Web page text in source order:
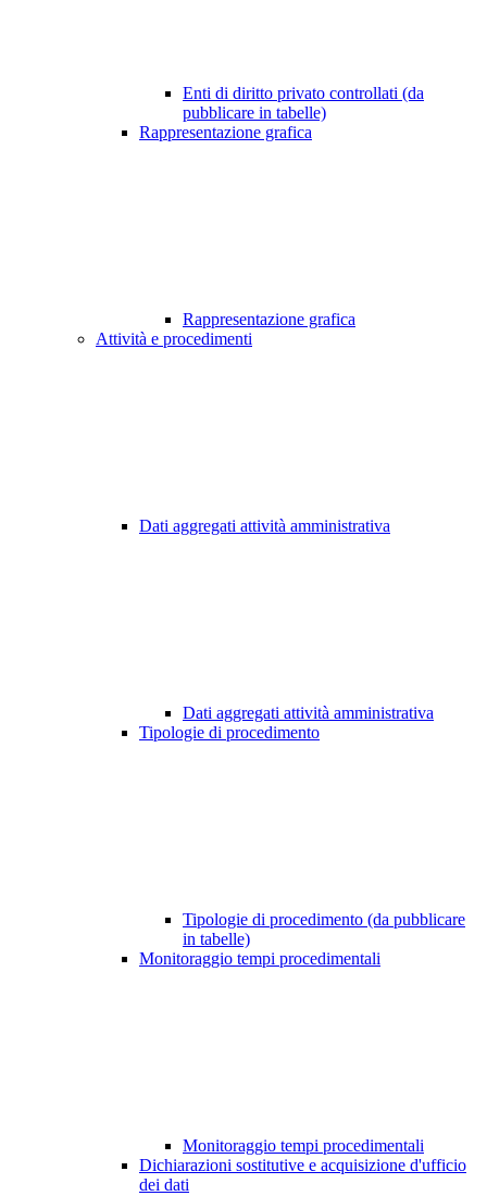
Enti di diritto privato controllati (da
pubblicare in tabelle)
Rappresentazione grafica
Rappresentazione grafica
Attività e procedimenti
Dati aggregati attività amministrativa
Dati aggregati attività amministrativa
Tipologie di procedimento
Tipologie di procedimento (da pubblicare
in tabelle)
Monitoraggio tempi procedimentali
Monitoraggio tempi procedimentali
Dichiarazioni sostitutive e acquisizione d'ufficio
dei dati